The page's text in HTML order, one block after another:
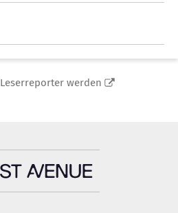
Leserreporter werden